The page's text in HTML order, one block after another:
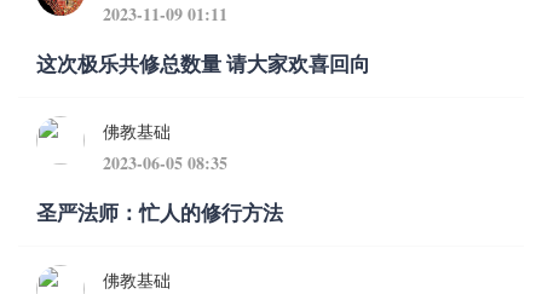
2023-11-09 01:11
这次极乐共修总数量 请大家欢喜回向
佛教基础
2023-06-05 08:35
圣严法师：忙人的修行方法
佛教基础